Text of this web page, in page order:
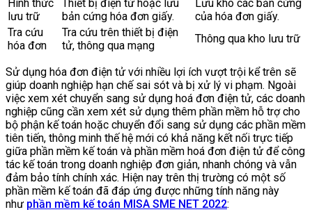
Hình thức
lưu trữ
Thiết bị điện tử hoặc lưu
bản cứng hóa đơn giấy.
Lưu kho các bản cứng
của hóa đơn giấy.
Tra cứu
hóa đơn
Tra cứu trên thiết bị điện
tử, thông qua mạng
Thông qua kho lưu trữ
Sử dụng hóa đơn điện tử với nhiều lợi ích vượt trội kể trên sẽ
giúp doanh nghiệp hạn chế sai sót và bị xử lý vi phạm. Ngoài
việc xem xét chuyển sang sử dụng hoá đơn điện tử, các doanh
nghiệp cũng cần xem xét sử dụng thêm phần mềm hỗ trợ cho
bộ phận kế toán hoặc chuyển đổi sang sử dụng các phần mềm
tiên tiến, thông minh thế hệ mới có khả năng kết nối trực tiếp
giữa phần mềm kế toán và phần mềm hoá đơn điện tử để công
tác kế toán trong doanh nghiệp đơn giản, nhanh chóng và vẫn
đảm bảo tính chính xác. Hiện nay trên thị trường có một số
phần mềm kế toán đã đáp ứng được những tính năng này
như phần mềm kế toán MISA SME NET 2022: